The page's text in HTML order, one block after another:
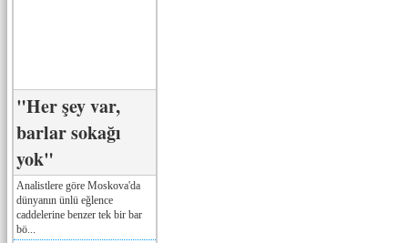
"Her şey var,
barlar sokağı
yok"
Analistlere göre Moskova'da
dünyanın ünlü eğlence
caddelerine benzer tek bir bar
bö...